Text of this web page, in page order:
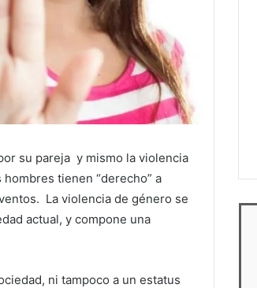
su pareja y mismo la violencia
tienen “derecho” a
La violencia de género se
actual, y compone una
ni tampoco a un estatus